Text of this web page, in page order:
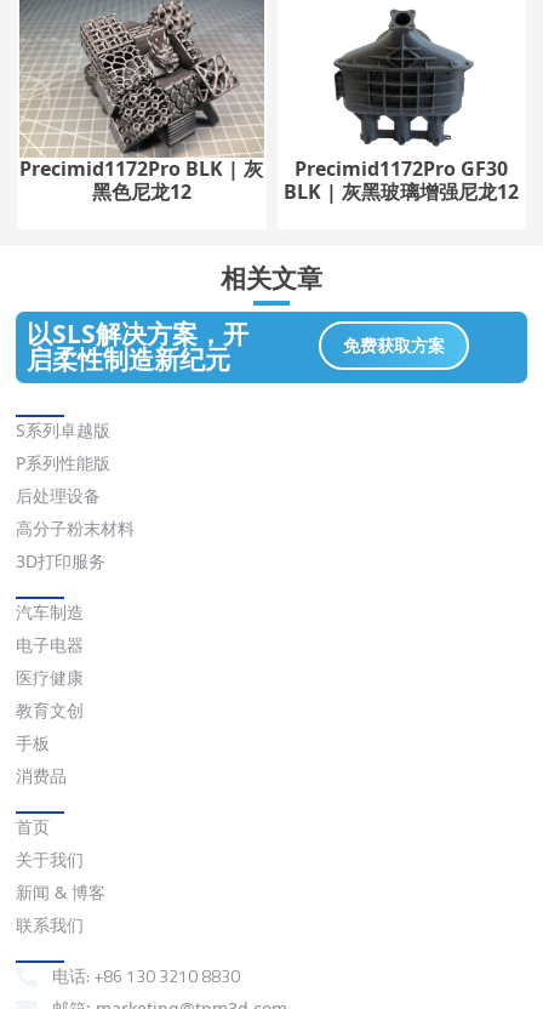
Precimid1172Pro BLK | 灰
黑色尼龙12
Precimid1172Pro GF30
BLK | 灰黑玻璃增强尼龙12
相关文章
以SLS解决方案，开
启柔性制造新纪元 免费获取方案
S系列卓越版
P系列性能版
后处理设备
高分子粉末材料
3D打印服务
汽车制造
电子电器
医疗健康
教育文创
手板
消费品
首页
关于我们
新闻 & 博客
联系我们
电话: +86 130 3210 8830